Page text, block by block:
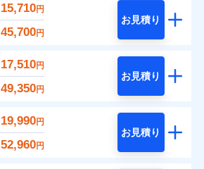
15,710円
45,700円
お見積り
17,510円
49,350円
お見積り
19,990円
52,960円
お見積り